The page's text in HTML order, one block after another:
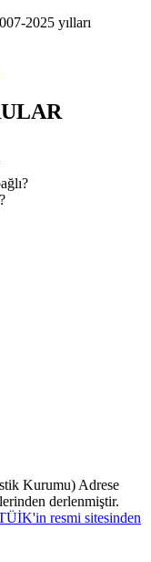
-2025 yılları
Kurumu) Adrese
derlenmiştir.
resmi sitesinden